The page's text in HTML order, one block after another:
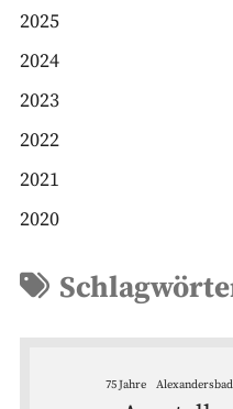
2025
2024
2023
2022
2021
2020
75 Jahre Alexandersbad